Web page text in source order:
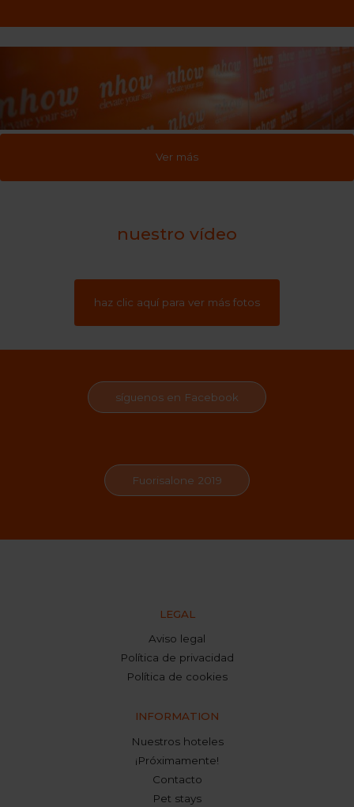
Ver más
nuestro vídeo
haz clic aquí para ver más fotos
síguenos en Facebook
Fuorisalone 2019
LEGAL
Aviso legal
Política de privacidad
Política de cookies
INFORMATION
Nuestros hoteles
¡Próximamente!
Contacto
Pet stays